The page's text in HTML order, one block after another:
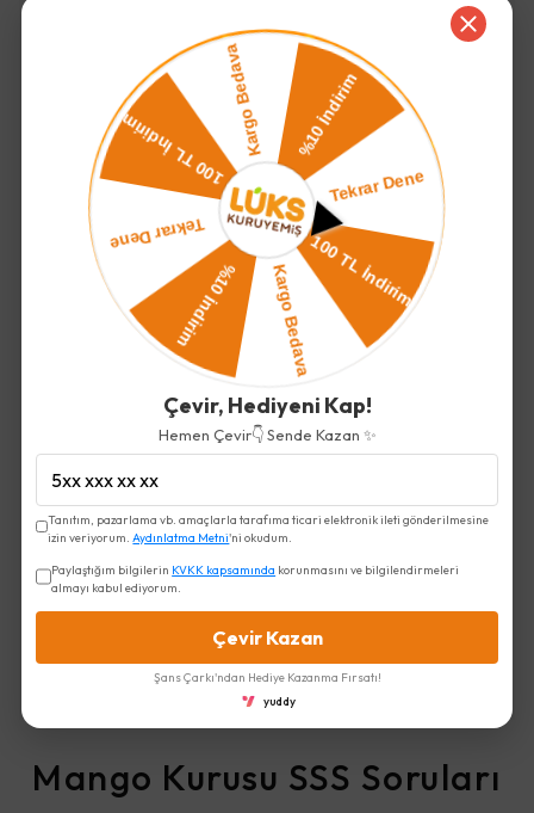
Mango Kurusu
300.00 TL
sepetinize eklenecektir!
Toplam Fiyat
300.00 TL
Birlikte Sepete Ekle (1)
Mango Kurusu SSS Soruları
Çevir, Hediyeni Kap!
Hemen Çevir👇 Sende Kazan ✨
Tanıtım, pazarlama vb. amaçlarla tarafıma ticari elektronik ileti gönderilmesine
izin veriyorum.Aydınlatma Metni'ni okudum.
Paylaştığım bilgilerin KVKK kapsamında korunmasını ve bilgilendirmeleri
almayı kabul ediyorum.
Çevir Kazan
Şans Çarkı'ndan Hediye Kazanma Fırsatı!
yuddy